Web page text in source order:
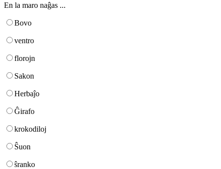
En la maro naĝas ...
Bovo
ventro
florojn
Sakon
Herbaĵo
Ĝirafo
krokodiloj
Ŝuon
ŝranko